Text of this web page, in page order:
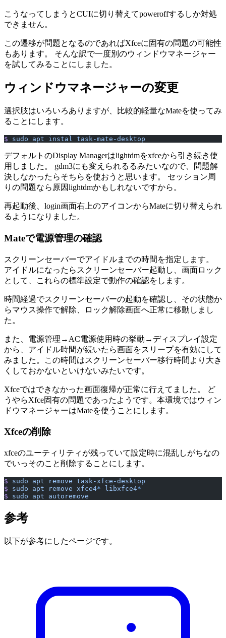
こうなってしまうとCUIに切り替えてpoweroffするしか対処
できません。
この遷移が問題となるのであればXfceに固有の問題の可能性
もあります。 そんな訳で一度別のウィンドウマネージャー
を試してみることにしました。
ウィンドウマネージャーの変更
選択肢はいろいろありますが、比較的軽量なMateを使ってみ
ることにします。
$ sudo apt instal task-mate-desktop
デフォルトのDisplay Managerはlightdmをxfceから引き続き使
用しました。 gdm3にも変えられるるみたいなので、問題解
決しなかったらそちらを使おうと思います。 セッション周
りの問題なら原因lightdmかもしれないですから。
再起動後、login画面右上のアイコンからMateに切り替えられ
るようになりました。
Mateで電源管理の確認
スクリーンセーバーでアイドルまでの時間を指定します。
アイドルになったらスクリーンセーバー起動し、画面ロック
として、これらの標準設定で動作の確認をします。
時間経過でスクリーンセーバーの起動を確認し、その状態か
らマウス操作で解除、ロック解除画面へ正常に移動しまし
た。
また、電源管理→AC電源使用時の挙動→ディスプレイ設定
から、アイドル時間が続いたら画面をスリープを有効にして
みました。この時間はスクリーンセーバー移行時間より大き
くしておかないといけないみたいです。
Xfceではできなかった画面復帰が正常に行えてました。 ど
うやらXfce固有の問題であったようです。本環境ではウィン
ドウマネージャーはMateを使うことにします。
Xfceの削除
xfceのユーティリティが残っていて設定時に混乱しがちなの
でいっそのこと削除することにします。
$ sudo apt remove task-xfce-desktop
$ sudo apt remove xfce4* libxfce4*
$ sudo apt autoremove
参考
以下が参考にしたページです。